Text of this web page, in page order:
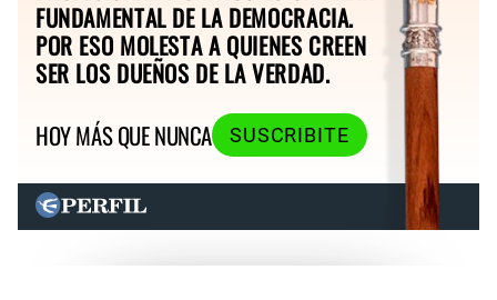
FUNDAMENTAL DE LA DEMOCRACIA.
POR ESO MOLESTA A QUIENES CREEN
SER LOS DUEÑOS DE LA VERDAD.
HOY MÁS QUE NUNCA
SUSCRIBITE